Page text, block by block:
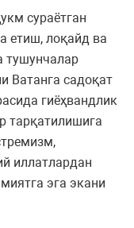
сураётган
етиш, лоқайд ва
тушунчалар
Ватанга садоқат
гиёҳвандлик
тарқатилишига
иллатлардан
эга экани